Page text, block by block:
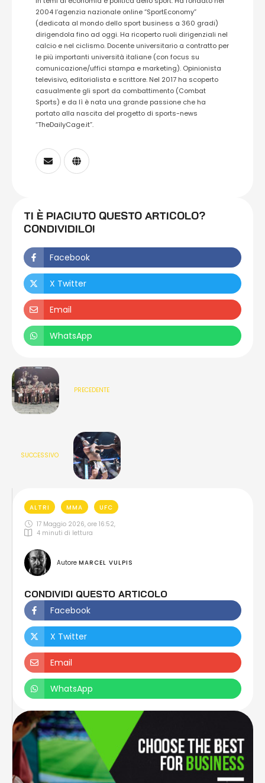
2004 l’agenzia nazionale online “SportEconomy”
(dedicata al mondo dello sport business a 360 gradi)
dirigendola fino ad oggi. Ha ricoperto ruoli dirigenziali nel
calcio e nel ciclismo. Docente universitario a contratto per
le più importanti università italiane (con focus su
comunicazione/uffici stampa e marketing). Opinionista
televisivo, editorialista e scrittore. Nel 2017 ha scoperto
casualmente gli sport da combattimento (Combat
Sports) e da lì è nata una grande passione che ha
portato alla nascita del progetto di sports-news
“TheDailyCage.it”.
TI È PIACIUTO QUESTO ARTICOLO?
CONDIVIDILO!
Facebook
X Twitter
Email
WhatsApp
PRECEDENTE
SUCCESSIVO
ALTRI MMA
UFC
17 Maggio 2026, ore 16:52,
4 minuti di lettura
Autore MARCEL VULPIS
CONDIVIDI QUESTO ARTICOLO
Facebook
X Twitter
Email
WhatsApp